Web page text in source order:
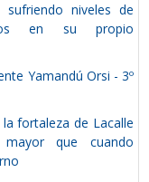
sufriendo niveles de
en su propio
Yamandú Orsi - 3º
fortaleza de Lacalle
que cuando